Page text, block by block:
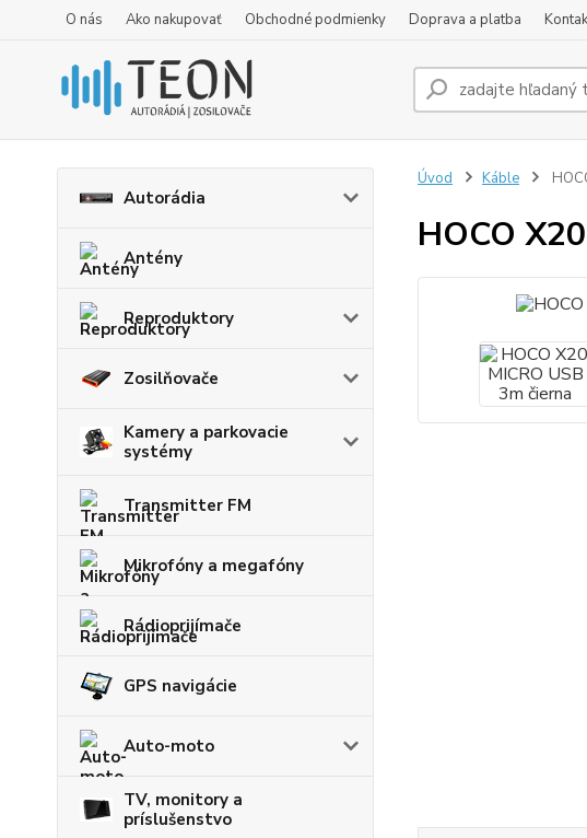
O nás Ako nakupovať Obchodné podmienky Doprava a platba
Autorádia
Antény
Reproduktory
Zosilňovače
Kamery a parkovacie
systémy
Transmitter FM
Mikrofóny a megafóny
Rádioprijímače
GPS navigácie
Auto-moto
TV, monitory a
príslušenstvo
Úvod Káble
HOCO